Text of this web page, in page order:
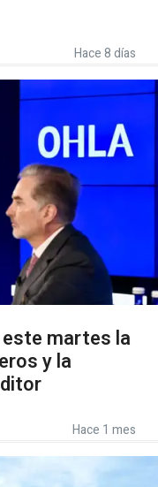
Hace 8 días
martes la
y la
Hace 1 mes